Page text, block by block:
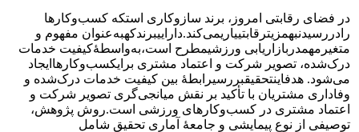
در فضای رقابتی امروز، برند سازوکاری استکه کسب‌وکارها
رادررسیدنبهمزیترقابتییاریمی‌کند.داراییبرندکهبه‌عنوان مفهوم و
متغیرمهمدربازاریابی ورزشیمطرح است،به‌واسطۀکیفیت خدمات
درک‌شده، تصویر شرکت و اعتماد مشتری برایکسب‌وکارهاایجاد
می‌شود. هدفاینتحقیقبررسیرابطۀ بین کیفیت خدمات درک‌شده و
وفاداری مشتریان با تأکید بر نقش میانجی‌گری تصویر شرکت و
اعتماد مشتری در کسب‌وکارهای ورزشی است.روش پژوهش،
توصیفی از نوع پیمایشی و جامعۀ آماری تحقیق شامل